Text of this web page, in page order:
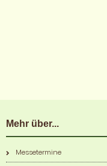
Mehr über...
Messetermine